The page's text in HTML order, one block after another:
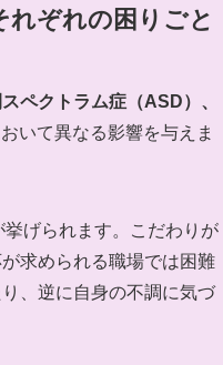
れぞれの困りごと
ペクトラム症（ASD）、
いて異なる影響を与えま
げられます。こだわりが
求められる職場では困難
、逆に自身の不調に気づ